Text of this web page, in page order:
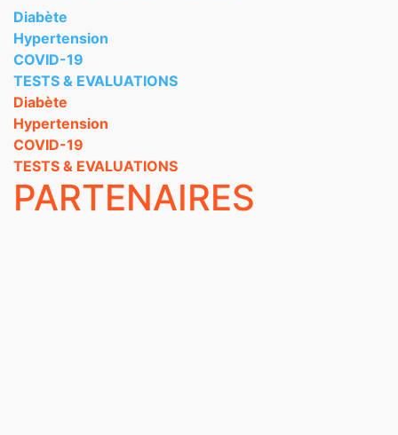
Diabète
Hypertension
COVID-19
TESTS & EVALUATIONS
Diabète
Hypertension
COVID-19
TESTS & EVALUATIONS
PARTENAIRES